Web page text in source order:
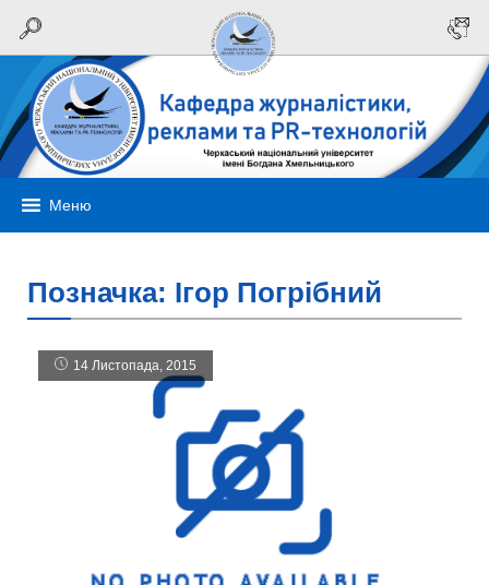
Меню
Позначка: Ігор Погрібний
14 Листопада, 2015